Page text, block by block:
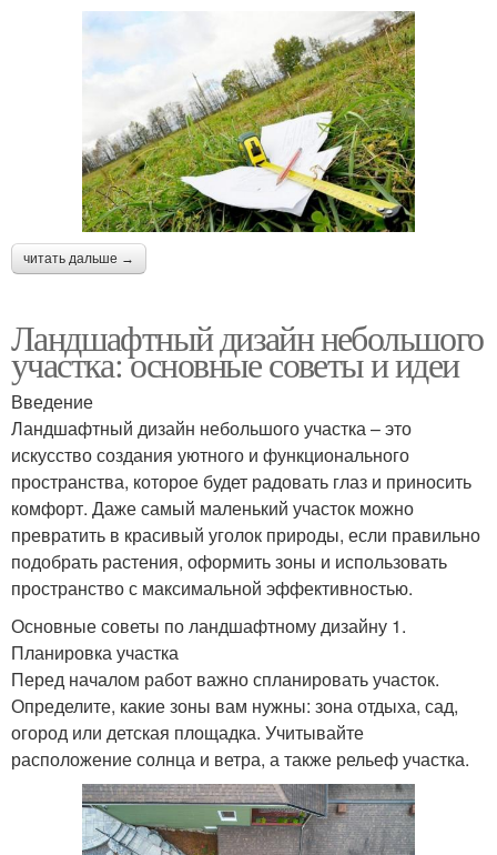
читать дальше →
Ландшафтный дизайн небольшого
участка: основные советы и идеи
Введение
Ландшафтный дизайн небольшого участка – это
искусство создания уютного и функционального
пространства, которое будет радовать глаз и приносить
комфорт. Даже самый маленький участок можно
превратить в красивый уголок природы, если правильно
подобрать растения, оформить зоны и использовать
пространство с максимальной эффективностью.
Основные советы по ландшафтному дизайну 1.
Планировка участка
Перед началом работ важно спланировать участок.
Определите, какие зоны вам нужны: зона отдыха, сад,
огород или детская площадка. Учитывайте
расположение солнца и ветра, а также рельеф участка.